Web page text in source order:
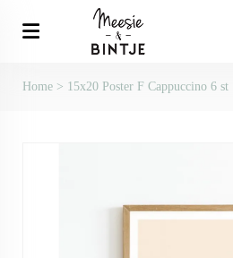
Home > 15x20 Poster F Cappuccino 6 st